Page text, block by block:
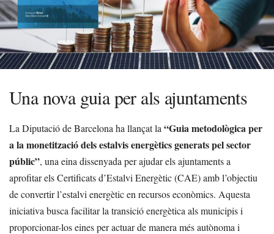
Una nova guia per als ajuntaments
La Diputació de Barcelona ha llançat la “Guia metodològica per
a la monetització dels estalvis energètics generats pel sector
públic”, una eina dissenyada per ajudar els ajuntaments a
aprofitar els Certificats d’Estalvi Energètic (CAE) amb l’objectiu
de convertir l’estalvi energètic en recursos econòmics. Aquesta
iniciativa busca facilitar la transició energètica als municipis i
proporcionar-los eines per actuar de manera més autònoma i